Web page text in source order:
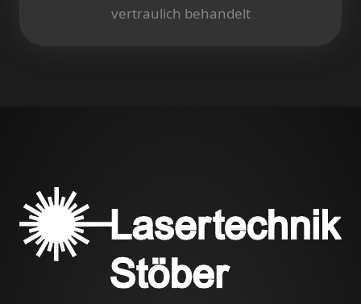
vertraulich behandelt